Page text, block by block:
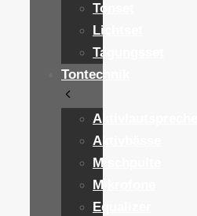
Tonset
Lichtset
Tagungsset
Tontechnik
Aktivlautsprecher
Aktivbässe
Mischpulte
Mikrofone
Equalizer